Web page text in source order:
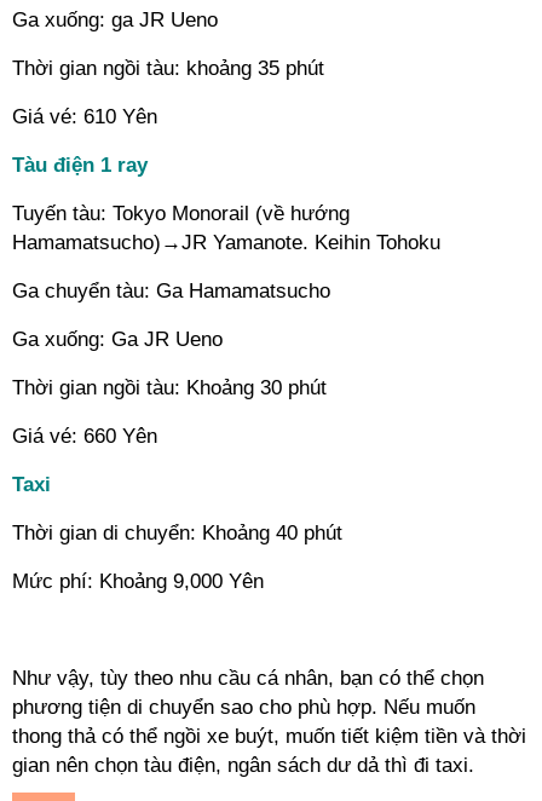
Ga xuống: ga JR Ueno
Thời gian ngồi tàu: khoảng 35 phút
Giá vé: 610 Yên
Tàu điện 1 ray
Tuyến tàu: Tokyo Monorail (về hướng
Hamamatsucho)→JR Yamanote. Keihin Tohoku
Ga chuyển tàu: Ga Hamamatsucho
Ga xuống: Ga JR Ueno
Thời gian ngồi tàu: Khoảng 30 phút
Giá vé: 660 Yên
Taxi
Thời gian di chuyển: Khoảng 40 phút
Mức phí: Khoảng 9,000 Yên
Như vậy, tùy theo nhu cầu cá nhân, bạn có thể chọn
phương tiện di chuyển sao cho phù hợp. Nếu muốn
thong thả có thể ngồi xe buýt, muốn tiết kiệm tiền và thời
gian nên chọn tàu điện, ngân sách dư dả thì đi taxi.